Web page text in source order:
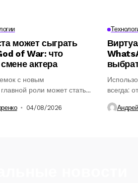
может сыграть
of War: что
актера
с новым
роли может стать
в...
04/08/2026
всегда: